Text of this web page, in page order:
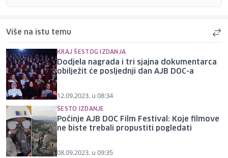
Više na istu temu
KRAJ ŠESTOG IZDANJA
Dodjela nagrada i tri sjajna dokumentarca
obilježit će posljednji dan AJB DOC-a
12.09.2023. u 08:34
ŠESTO IZDANJE
Počinje AJB DOC Film Festival: Koje filmove
ne biste trebali propustiti pogledati
08.09.2023. u 09:35